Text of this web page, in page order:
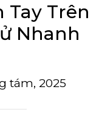
Tay Trên
Nhanh
tám, 2025